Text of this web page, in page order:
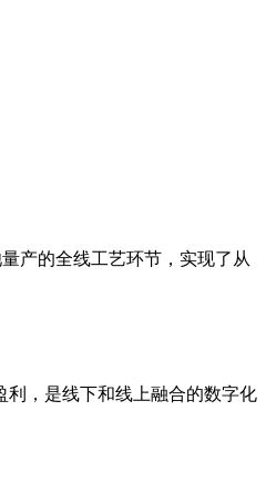
产的全线工艺环节，实现了从
利，是线下和线上融合的数字化